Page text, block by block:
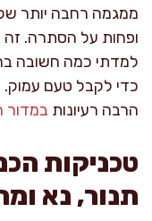
ממגמה רחבה יותר
ופחות על הסתרה.
למדתי כמה חשובה
כדי לקבל טעם
הרבה רעיונות במדור
טכניקות
תנור, נא